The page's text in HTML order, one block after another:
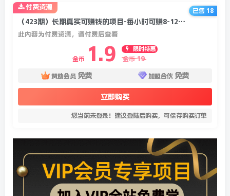
（423期）长期真实可赚钱的项目-每小时可赚8-12元，人人可操作(非威客-CPA)全套8节
此内容为付费资源，请付费后查看
金币 1.9
限时特惠
金币 19
赞助会员 免费 加盟合伙 免费
立即购买
您当前未登录！建议登陆后购买，可保存购买订单
付费资源
已售 18